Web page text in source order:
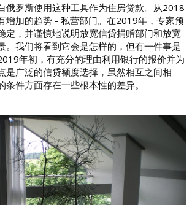
俄罗斯使用这种工具作为住房贷款。从2018
增加的趋势 - 私营部门。在2019年，专家预
定，并谨慎地说明放宽信贷捐赠部门和放宽
。我们将看到它会是怎样的，但有一件事是
年初，有充分的理由利用银行的报价并为
是广泛的信贷额度选择，虽然相互之间相
件方面存在一些根本性的差异。